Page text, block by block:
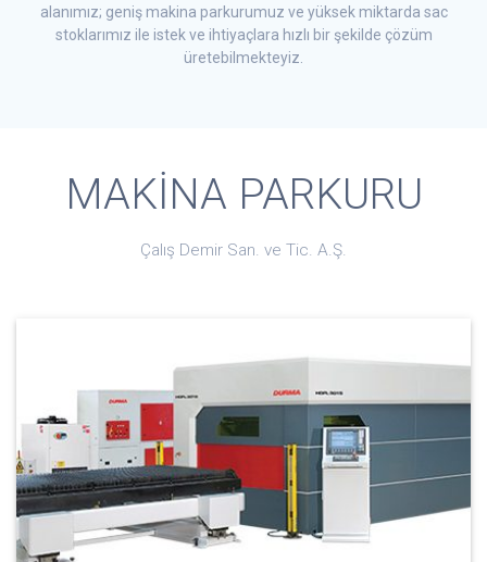
alanımız; geniş makina parkurumuz ve yüksek miktarda sac
stoklarımız ile istek ve ihtiyaçlara hızlı bir şekilde çözüm
üretebilmekteyiz.
MAKİNA PARKURU
Çalış Demir San. ve Tic. A.Ş.